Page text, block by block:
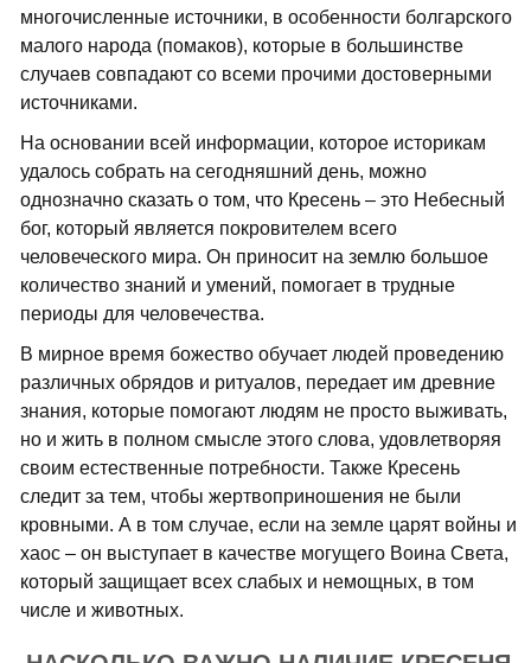
многочисленные источники, в особенности болгарского
малого народа (помаков), которые в большинстве
случаев совпадают со всеми прочими достоверными
источниками.
На основании всей информации, которое историкам
удалось собрать на сегодняшний день, можно
однозначно сказать о том, что Кресень – это Небесный
бог, который является покровителем всего
человеческого мира. Он приносит на землю большое
количество знаний и умений, помогает в трудные
периоды для человечества.
В мирное время божество обучает людей проведению
различных обрядов и ритуалов, передает им древние
знания, которые помогают людям не просто выживать,
но и жить в полном смысле этого слова, удовлетворяя
своим естественные потребности. Также Кресень
следит за тем, чтобы жертвоприношения не были
кровными. А в том случае, если на земле царят войны и
хаос – он выступает в качестве могущего Воина Света,
который защищает всех слабых и немощных, в том
числе и животных.